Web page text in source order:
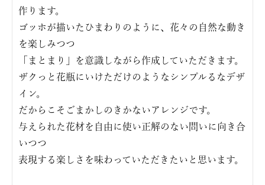
作ります。
ゴッホが描いたひまわりのように、花々の自然な動き
を楽しみつつ
「まとまり」を意識しながら作成していただきます。
ザクっと花瓶にいけただけのようなシンプルるなデザ
イン。
だからこそごまかしのきかないアレンジです。
与えられた花材を自由に使い正解のない問いに向き合
いつつ
表現する楽しさを味わっていただきたいと思います。